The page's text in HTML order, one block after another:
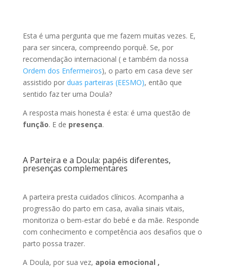
Esta é uma pergunta que me fazem muitas vezes. E,
para ser sincera, compreendo porquê. Se, por
recomendação internacional ( e também da nossa
Ordem dos Enfermeiros), o parto em casa deve ser
assistido por duas parteiras (EESMO), então que
sentido faz ter uma Doula?
A resposta mais honesta é esta: é uma questão de
função. E de presença.
A Parteira e a Doula: papéis diferentes,
presenças complementares
A parteira presta cuidados clínicos. Acompanha a
progressão do parto em casa, avalia sinais vitais,
monitoriza o bem-estar do bebé e da mãe. Responde
com conhecimento e competência aos desafios que o
parto possa trazer.
A Doula, por sua vez, apoia emocional ,